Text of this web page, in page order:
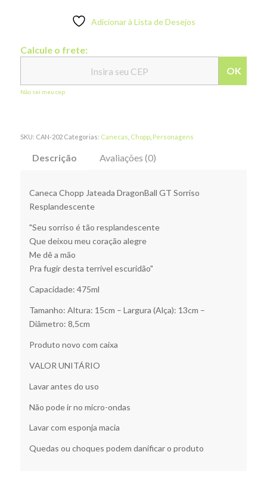
Adicionar à Lista de Desejos
Calcule o frete:
OK
Não sei meu cep
SKU: CAN-202 Categorias: Canecas Chopp, Personagens
Descrição Avaliações (0)
Caneca Chopp Jateada DragonBall GT Sorriso
Resplandescente
"Seu sorriso é tão resplandescente
Que deixou meu coração alegre
Me dê a mão
Pra fugir desta terrível escuridão"
Capacidade: 475ml
Tamanho: Altura: 15cm – Largura (Alça): 13cm –
Diâmetro: 8,5cm
Produto novo com caixa
VALOR UNITÁRIO
Lavar antes do uso
Não pode ir no micro-ondas
Lavar com esponja macia
Quedas ou choques podem danificar o produto